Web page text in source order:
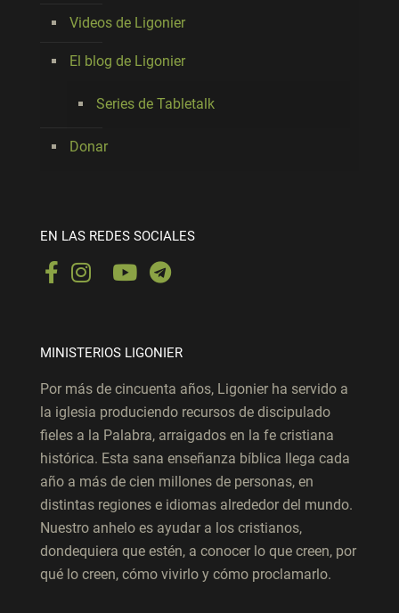
Videos de Ligonier
El blog de Ligonier
Series de Tabletalk
Donar
EN LAS REDES SOCIALES
MINISTERIOS LIGONIER
Por más de cincuenta años, Ligonier ha servido a
la iglesia produciendo recursos de discipulado
fieles a la Palabra, arraigados en la fe cristiana
histórica. Esta sana enseñanza bíblica llega cada
año a más de cien millones de personas, en
distintas regiones e idiomas alrededor del mundo.
Nuestro anhelo es ayudar a los cristianos,
dondequiera que estén, a conocer lo que creen, por
qué lo creen, cómo vivirlo y cómo proclamarlo.